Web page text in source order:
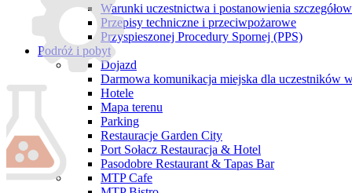
Warunki uczestnictwa i postanowienia
Przepisy techniczne i przeciwpożarowe
Przyspieszonej Procedury Spornej (PPS)
Podróż i pobyt
Dojazd
Darmowa komunikacja miejska dla uczestników
Hotele
Mapa terenu
Parking
Restauracje Garden City
Port Sołacz Restauracja & Hotel
Pasodobre Restaurant & Tapas Bar
MTP Cafe